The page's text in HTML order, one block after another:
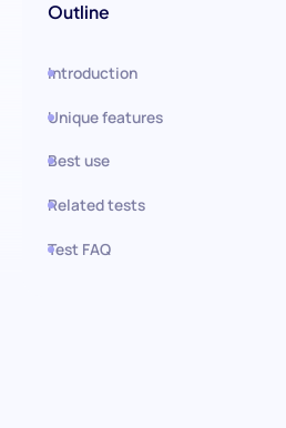
Outline
Introduction
Unique features
Best use
Related tests
Test FAQ